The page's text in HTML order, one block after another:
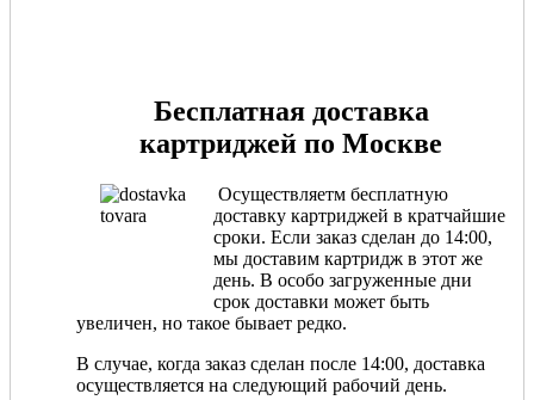
Бесплатная доставка
картриджей по Москве
Осуществляетм бесплатную
доставку картриджей в кратчайшие
сроки. Если заказ сделан до 14:00,
мы доставим картридж в этот же
день. В особо загруженные дни
срок доставки может быть
увеличен, но такое бывает редко.
В случае, когда заказ сделан после 14:00, доставка
осуществляется на следующий рабочий день.